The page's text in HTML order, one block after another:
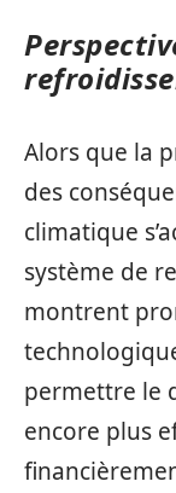
Alors que la
des
climatique
système de
montrent
permettre le
encore plus